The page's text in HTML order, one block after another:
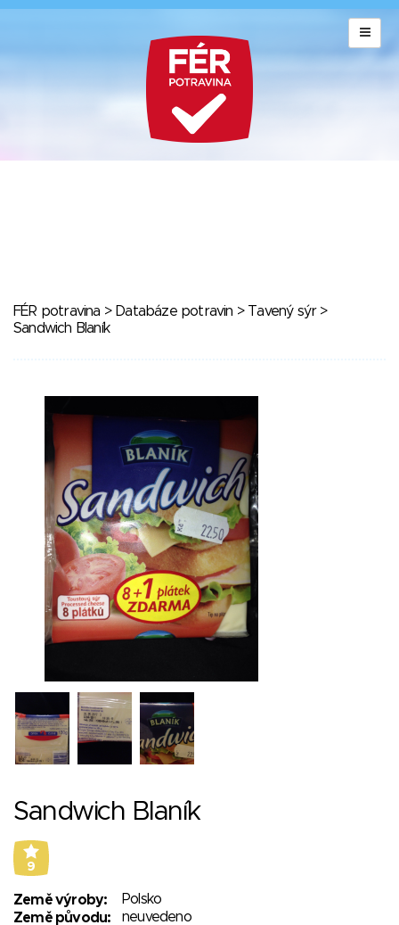
FÉR potravina > Databáze potravin > Tavený sýr>
Sandwich Blaník
Sandwich Blaník
9
Země výroby:
Polsko
Země původu:
neuvedeno